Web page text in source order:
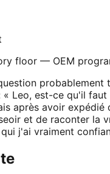
floor — OEM
probablement
Leo, est-ce qu'il
après avoir
et de raconter la
j'ai vraiment